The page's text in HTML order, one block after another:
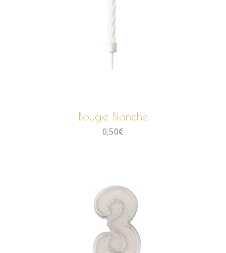
Bougie Blanche
0,50€